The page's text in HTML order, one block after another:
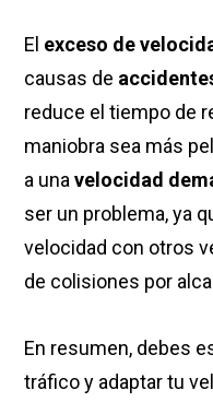
El exceso de
causas de
reduce el tiempo de
maniobra sea más
a unavelocidad
ser un problema, ya
velocidad con otros
de colisiones por
En resumen, debes
tráfico y adaptar tu